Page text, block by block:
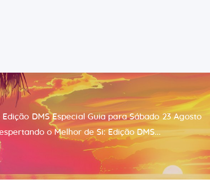
DMS Especial Guia para Sábado 23 Agosto
o Melhor de Si: Edição DMS...
Sobre
Aprender
Para Si
Contactos
Consultas